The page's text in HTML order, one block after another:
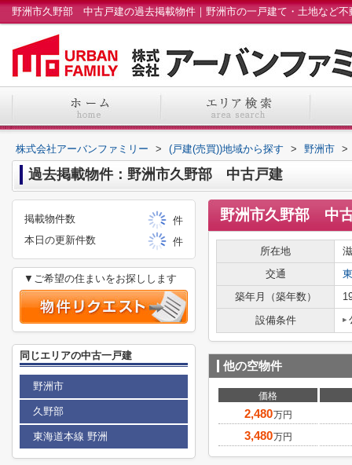
株式会社アーバンファミリー > (戸建(売買))地域から探す > 野洲市 >
過去掲載物件：野洲市久野部 中古戸建
野洲市久野部 中
所在地
交通
築年月（築年数）
設備条件
他の空物件
価格
2,480万円
3,480万円
掲載物件数
件
本日の更新件数
件
▼ご希望の住まいをお探しします
同じエリアの中古一戸建
野洲市
久野部
東海道本線 野洲